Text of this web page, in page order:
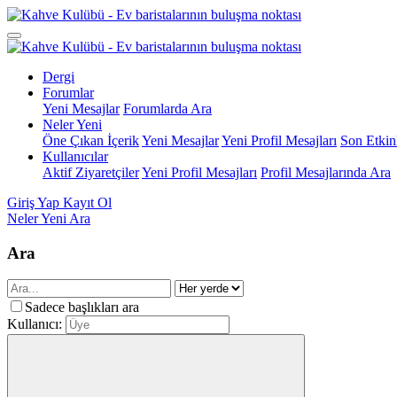
Dergi
Forumlar
Yeni Mesajlar Forumlarda Ara
Neler Yeni
Öne Çıkan İçerikYeni MesajlarYeni Profil Mesajları Son
Kullanıcılar
Aktif ZiyaretçilerYeni Profil Mesajları Profil Mesajlarında Ara
Giriş Yap Kayıt Ol
Neler Yeni Ara
Ara
Sadece başlıkları ara
Kullanıcı: